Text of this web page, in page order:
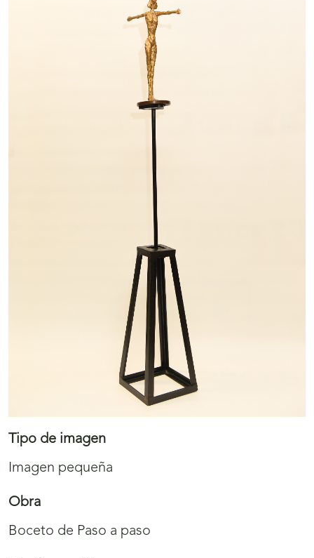
Tipo de imagen
Imagen pequeña
Obra
Boceto de Paso a paso